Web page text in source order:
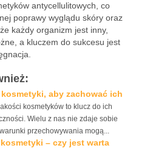
antycellulitowych, co
poprawy wyglądu skóry oraz
każdy organizm jest inny,
a kluczem do sukcesu jest
aby zachować ich
kosmetyków to klucz do ich
Wielu z nas nie zdaje sobie
przechowywania mogą...
– czy jest warta